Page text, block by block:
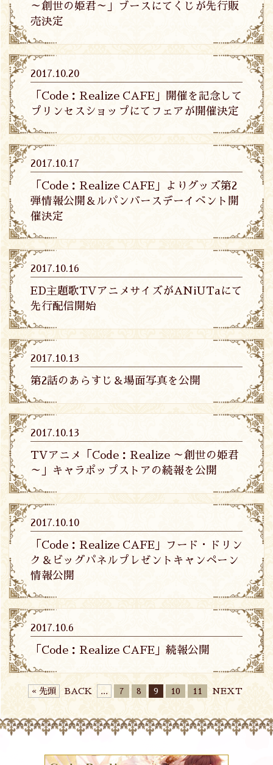
～創世の姫君～」ブースにてくじが先行販
売決定
2017.10.20
「Code：Realize CAFE」開催を記念して
プリンセスショップにてフェアが開催決定
2017.10.17
「Code：Realize CAFE」よりグッズ第2
弾情報公開＆ルパンバースデーイベント開
催決定
2017.10.16
ED主題歌TVアニメサイズがANiUTaにて
先行配信開始
2017.10.13
第2話のあらすじ＆場面写真を公開
2017.10.13
TVアニメ「Code：Realize ～創世の姫君
～」キャラポップストアの続報を公開
2017.10.10
「Code：Realize CAFE」フード・ドリン
ク＆ビッグパネルプレゼントキャンペーン
情報公開
2017.10.6
「Code：Realize CAFE」続報公開
« 先頭 BACK ... 7 8 9 10 11 NEXT